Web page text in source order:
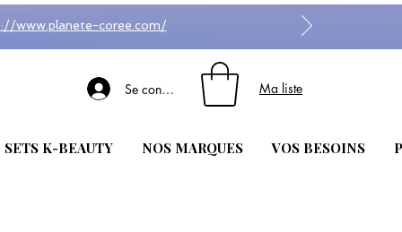
www.planete-coree.com/
Se connecter Ma liste
SETS K-BEAUTY NOS MARQUES VOS BESOINS